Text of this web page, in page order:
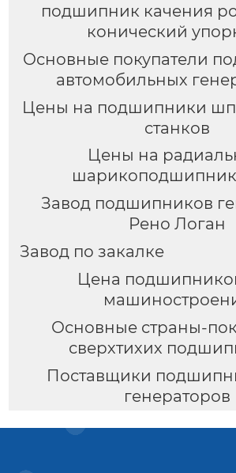
подшипник качения
конический
Основные покупатели
автомобильных
Цены на подшипники
станков
Цены на
Завод подшипников
Рено Логан
Завод по закалке
Цена
Основные страны-
сверхтихих
Поставщики
генераторов